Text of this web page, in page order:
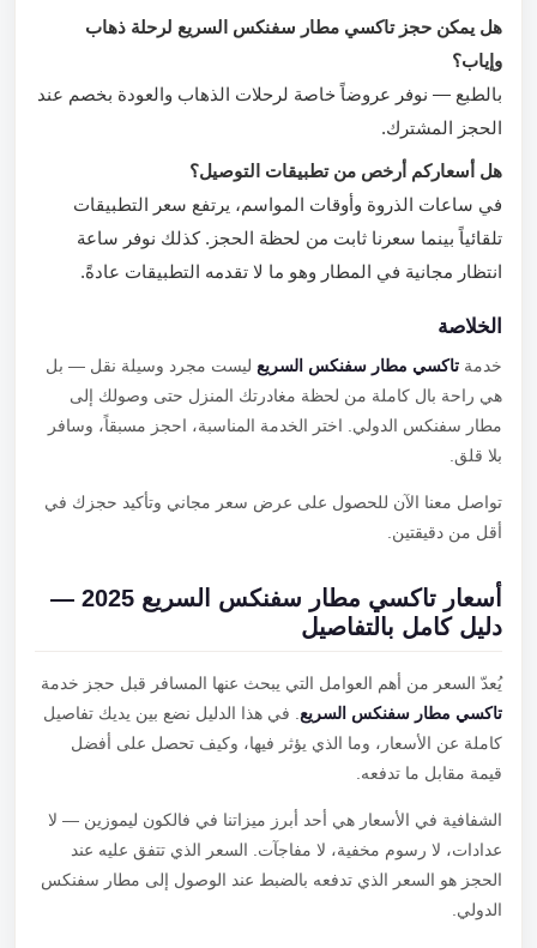
هل يمكن حجز تاكسي مطار سفنكس السريع لرحلة ذهاب
وإياب؟
بالطبع — نوفر عروضاً خاصة لرحلات الذهاب والعودة بخصم عند
الحجز المشترك.
هل أسعاركم أرخص من تطبيقات التوصيل؟
في ساعات الذروة وأوقات المواسم، يرتفع سعر التطبيقات
تلقائياً بينما سعرنا ثابت من لحظة الحجز. كذلك نوفر ساعة
انتظار مجانية في المطار وهو ما لا تقدمه التطبيقات عادةً.
الخلاصة
خدمةتاكسي مطار سفنكس السريع ليست مجرد وسيلة نقل — بل
هي راحة بال كاملة من لحظة مغادرتك المنزل حتى وصولك إلى
مطار سفنكس الدولي. اختر الخدمة المناسبة، احجز مسبقاً، وسافر
بلا قلق.
تواصل معنا الآن للحصول على عرض سعر مجاني وتأكيد حجزك في
أقل من دقيقتين.
أسعار تاكسي مطار سفنكس السريع 2025 —
دليل كامل بالتفاصيل
يُعدّ السعر من أهم العوامل التي يبحث عنها المسافر قبل حجز خدمة
تاكسي مطار سفنكس السريع . في هذا الدليل نضع بين يديك تفاصيل
كاملة عن الأسعار، وما الذي يؤثر فيها، وكيف تحصل على أفضل
قيمة مقابل ما تدفعه.
الشفافية في الأسعار هي أحد أبرز ميزاتنا في فالكون ليموزين — لا
عدادات، لا رسوم مخفية، لا مفاجآت. السعر الذي تتفق عليه عند
الحجز هو السعر الذي تدفعه بالضبط عند الوصول إلى مطار سفنكس
الدولي.